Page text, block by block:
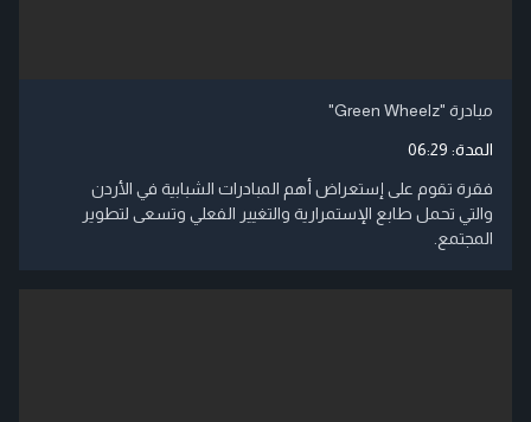
مبادرة "Green Wheelz"
المدة: 06:29
فقرة تقوم على إستعراض أهم المبادرات الشبابية في الأردن
والتي تحمل طابع الإستمرارية والتغيير الفعلي وتسعى لتطوير
المجتمع.